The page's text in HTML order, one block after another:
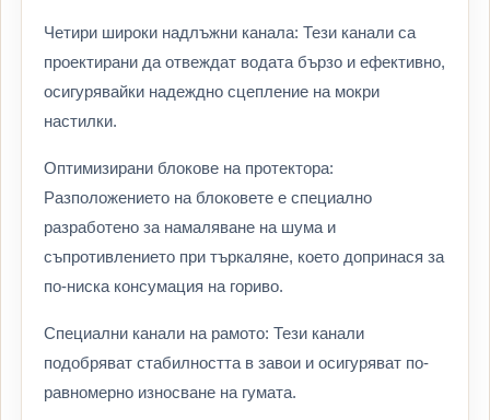
Четири широки надлъжни канала: Тези канали са
проектирани да отвеждат водата бързо и ефективно,
осигурявайки надеждно сцепление на мокри
настилки.
Оптимизирани блокове на протектора:
Разположението на блоковете е специално
разработено за намаляване на шума и
съпротивлението при търкаляне, което допринася за
по-ниска консумация на гориво.
Специални канали на рамото: Тези канали
подобряват стабилността в завои и осигуряват по-
равномерно износване на гумата.